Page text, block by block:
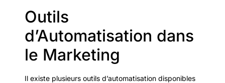
Outils
d’Automatisation dans
le Marketing
Il existe plusieurs outils d’automatisation disponibles